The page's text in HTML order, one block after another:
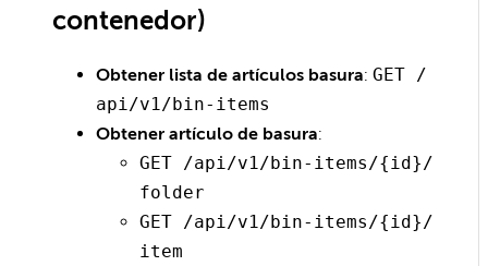
contenedor)
Obtener lista de artículos basura: GET /
api/v1/bin-items
Obtener artículo de basura:
GET /api/v1/bin-items/{id}/
folder
GET /api/v1/bin-items/{id}/
item